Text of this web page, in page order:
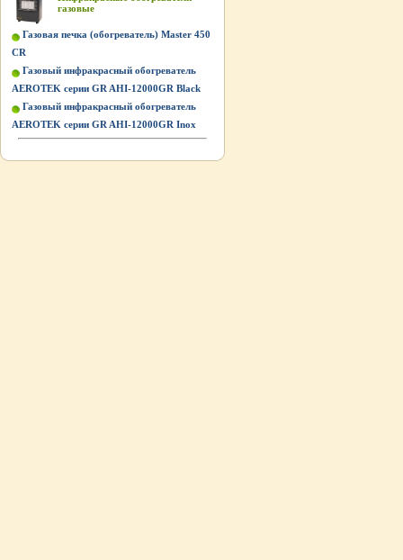
газовые
Газовая печка (обогреватель) Master 450
CR
Газовый инфракрасный обогреватель
AEROTEK серии GR AHI-12000GR Black
Газовый инфракрасный обогреватель
AEROTEK серии GR AHI-12000GR Inox